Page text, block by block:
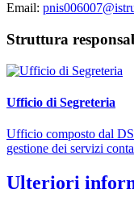
Email:
Struttura
Ufficio di Segreteria
Ufficio composto dal
gestione dei servizi
Ulteriori